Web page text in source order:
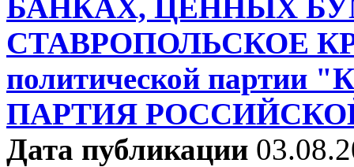
БАНКАХ, ЦЕННЫХ
СТАВРОПОЛЬСКОЕ
политической
ПАРТИЯ
Дата публикации